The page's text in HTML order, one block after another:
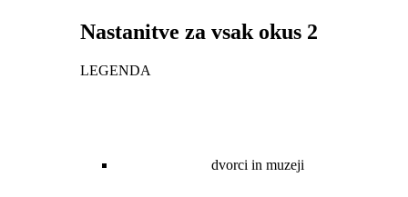
Nastanitve za vsak okus 2
LEGENDA
dvorci in muzeji